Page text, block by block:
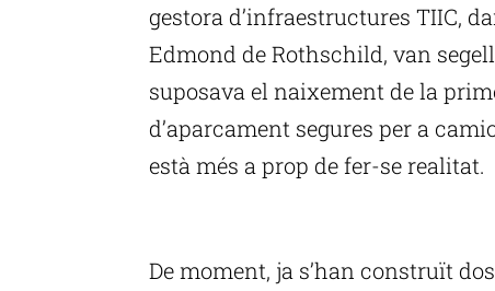
gestora d’infraestructures TIIC,
Edmond de Rothschild, van
suposava el naixement de la
d’aparcament segures per a
està més a prop de fer-se realitat.
De moment, ja s’han construït